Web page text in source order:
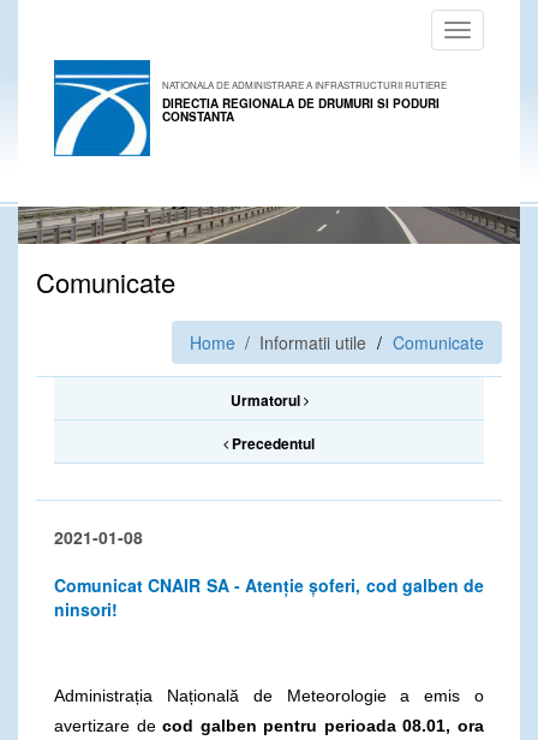
Toggle
navigation
NATIONALA DE ADMINISTRARE A INFRASTRUCTURII RUTIERE
DIRECTIA REGIONALA DE DRUMURI SI PODURI
CONSTANTA
Comunicate
Home / Informatii utile Comunicate
Urmatorul
Precedentul
2021-01-08
Comunicat CNAIR SA - Atenție șoferi, cod galben de
ninsori!
Administrația Națională de Meteorologie a emis o
avertizare decod galben pentru perioada08.01, ora